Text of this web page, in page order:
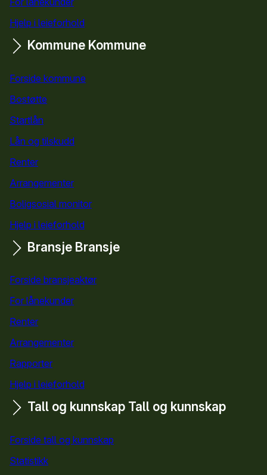
Hjelp i leieforhold
Kommune Kommune
Forside kommune
Bostøtte
Startlån
Lån og tilskudd
Renter
Arrangementer
Boligsosial monitor
Hjelp i leieforhold
Bransje Bransje
Forside bransjeaktør
For lånekunder
Renter
Arrangementer
Rapporter
Hjelp i leieforhold
Tall og kunnskap Tall og kunnskap
Forside tall og kunnskap
Statistikk